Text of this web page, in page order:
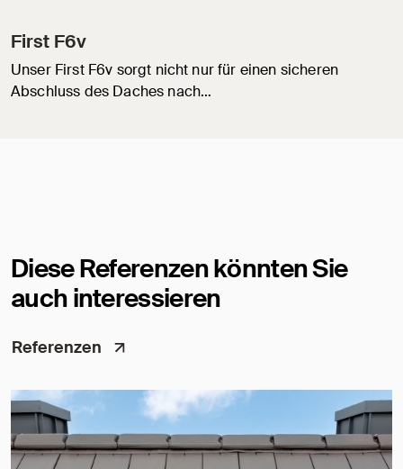
First F6v
Unser First F6v sorgt nicht nur für einen sicheren
Abschluss des Daches nach…
Diese Referenzen könnten Sie
auch interessieren
Referenzen